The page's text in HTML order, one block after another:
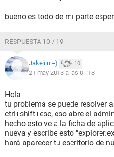
bueno es todo de mi parte
RESPUESTA 10 / 19
Jakeliin =) 10
21 may 2013 a las 01:18
Hola
tu problema se puede resolver
ctrl+shift+esc, eso abre el
hecho esto ve a la ficha de
nueva y escribe esto
hará aparecer tu escritorio de